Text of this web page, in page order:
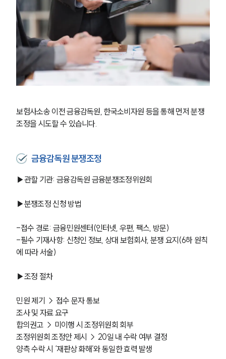
보험사소송 이전 금융감독원, 한국소비자원 등을 통해 먼저 분쟁
조정을 시도할 수 있습니다.
금융감독원 분쟁조정
▶관할 기관: 금융감독원 금융분쟁조정위원회
▶분쟁조정 신청 방법
-접수 경로: 금융민원센터(인터넷, 우편, 팩스, 방문)
-필수 기재사항: 신청인 정보, 상대 보험회사, 분쟁 요지(6하 원칙
에 따라 서술)
▶조정 절차
민원 제기 → 접수 문자 통보
조사 및 자료 요구
합의권고 → 미이행 시 조정위원회 회부
조정위원회 조정안 제시 → 20일 내 수락 여부 결정
양측 수락 시 ‘재판상 화해’와 동일한 효력 발생